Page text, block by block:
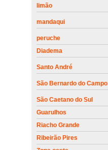
limão
mandaqui
peruche
Diadema
Santo André
São Bernardo do Campo
São Caetano do Sul
Guarulhos
Riacho Grande
Ribeirão Pires